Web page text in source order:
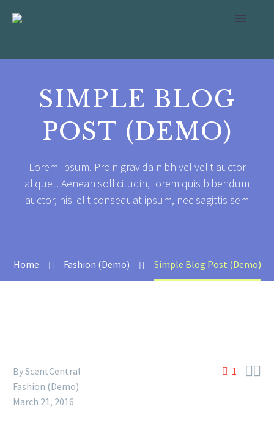
SIMPLE BLOG
POST (DEMO)
Lorem Ipsum. Proin gravida nibh vel velit auctor
aliquet. Aenean sollicitudin, lorem quis bibendum
auctor, nisi elit consequat ipsum, nec sagittis sem
Home Fashion (Demo) Simple Blog Post (Demo)
1 
ByScentCentral
Fashion (Demo)
March 21, 2016